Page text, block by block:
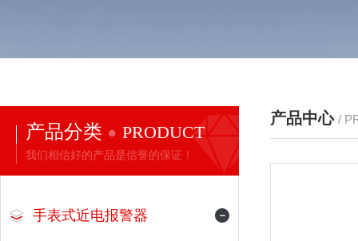
产品分类 PRODUCT
我们相信好的产品是信誉的保证！
手表式近电报警器
产品中心 /